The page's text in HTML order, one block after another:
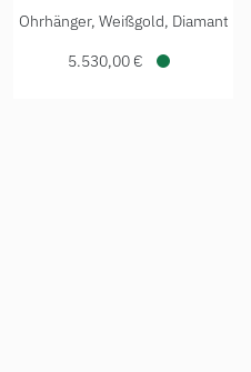
Ref: 838230-1001,
Chopard Happy Spirit
Ohrhänger, Weißgold, Diamant
5.530,00 €